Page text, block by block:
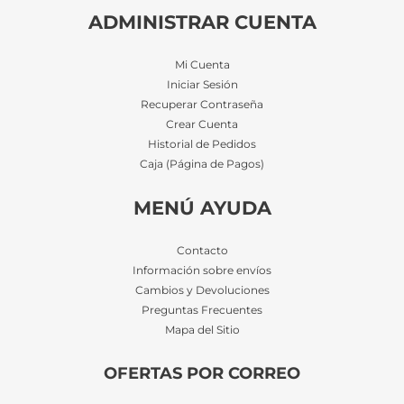
ADMINISTRAR CUENTA
Mi Cuenta
Iniciar Sesión
Recuperar Contraseña
Crear Cuenta
Historial de Pedidos
Caja (Página de Pagos)
MENÚ AYUDA
Contacto
Información sobre envíos
Cambios y Devoluciones
Preguntas Frecuentes
Mapa del Sitio
OFERTAS POR CORREO